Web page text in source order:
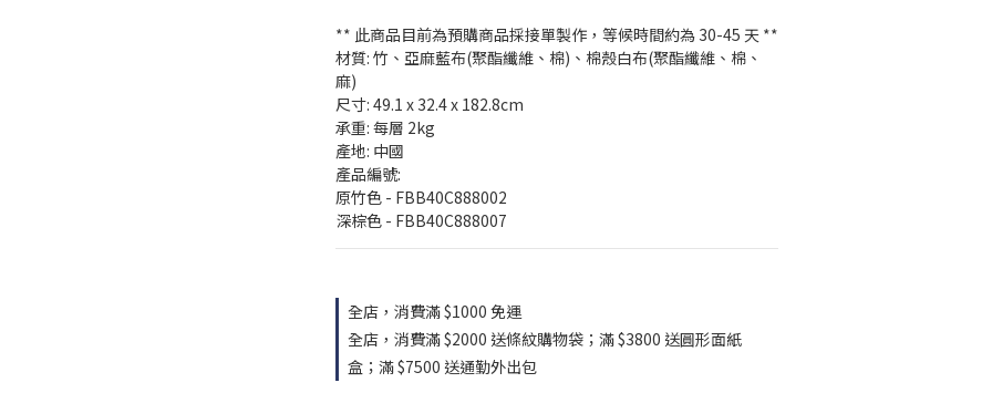
** 此商品目前為預購商品採接單製作，等候時間約為 30-45 天 **
材質: 竹、亞麻藍布(聚酯纖維、棉)、棉殼白布(聚酯纖維、棉、
麻)
尺寸: 49.1 x 32.4 x 182.8cm
承重: 每層 2kg
產地: 中國
產品編號:
原竹色 - FBB40C888002
深棕色 - FBB40C888007
全店，消費滿 $1000 免運
全店，消費滿 $2000 送條紋購物袋；滿 $3800 送圓形面紙
盒；滿 $7500 送通勤外出包